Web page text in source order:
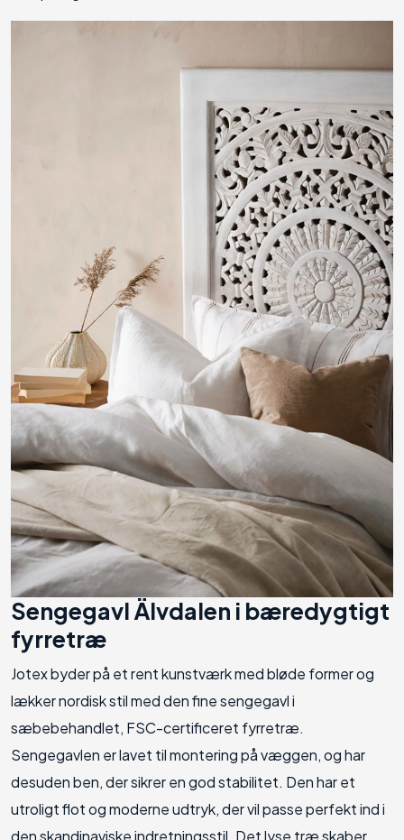
Sengegavl Älvdalen i bæredygtigt
fyrretræ
Jotex byder på et rent kunstværk med bløde former og
lækker nordisk stil med den fine sengegavl i
sæbebehandlet, FSC-certificeret fyrretræ.
Sengegavlen er lavet til montering på væggen, og har
desuden ben, der sikrer en god stabilitet. Den har et
utroligt flot og moderne udtryk, der vil passe perfekt ind i
den skandinaviske indretningsstil. Det lyse træ skaber